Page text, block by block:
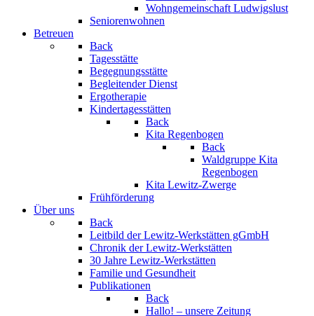
Wohngemeinschaft Ludwigslust
Seniorenwohnen
Betreuen
Back
Tagesstätte
Begegnungsstätte
Begleitender Dienst
Ergotherapie
Kindertagesstätten
Back
Kita Regenbogen
Back
Waldgruppe Kita
Regenbogen
Kita Lewitz-Zwerge
Frühförderung
Über uns
Back
Leitbild der Lewitz-Werkstätten gGmbH
Chronik der Lewitz-Werkstätten
30 Jahre Lewitz-Werkstätten
Familie und Gesundheit
Publikationen
Back
Hallo! – unsere Zeitung